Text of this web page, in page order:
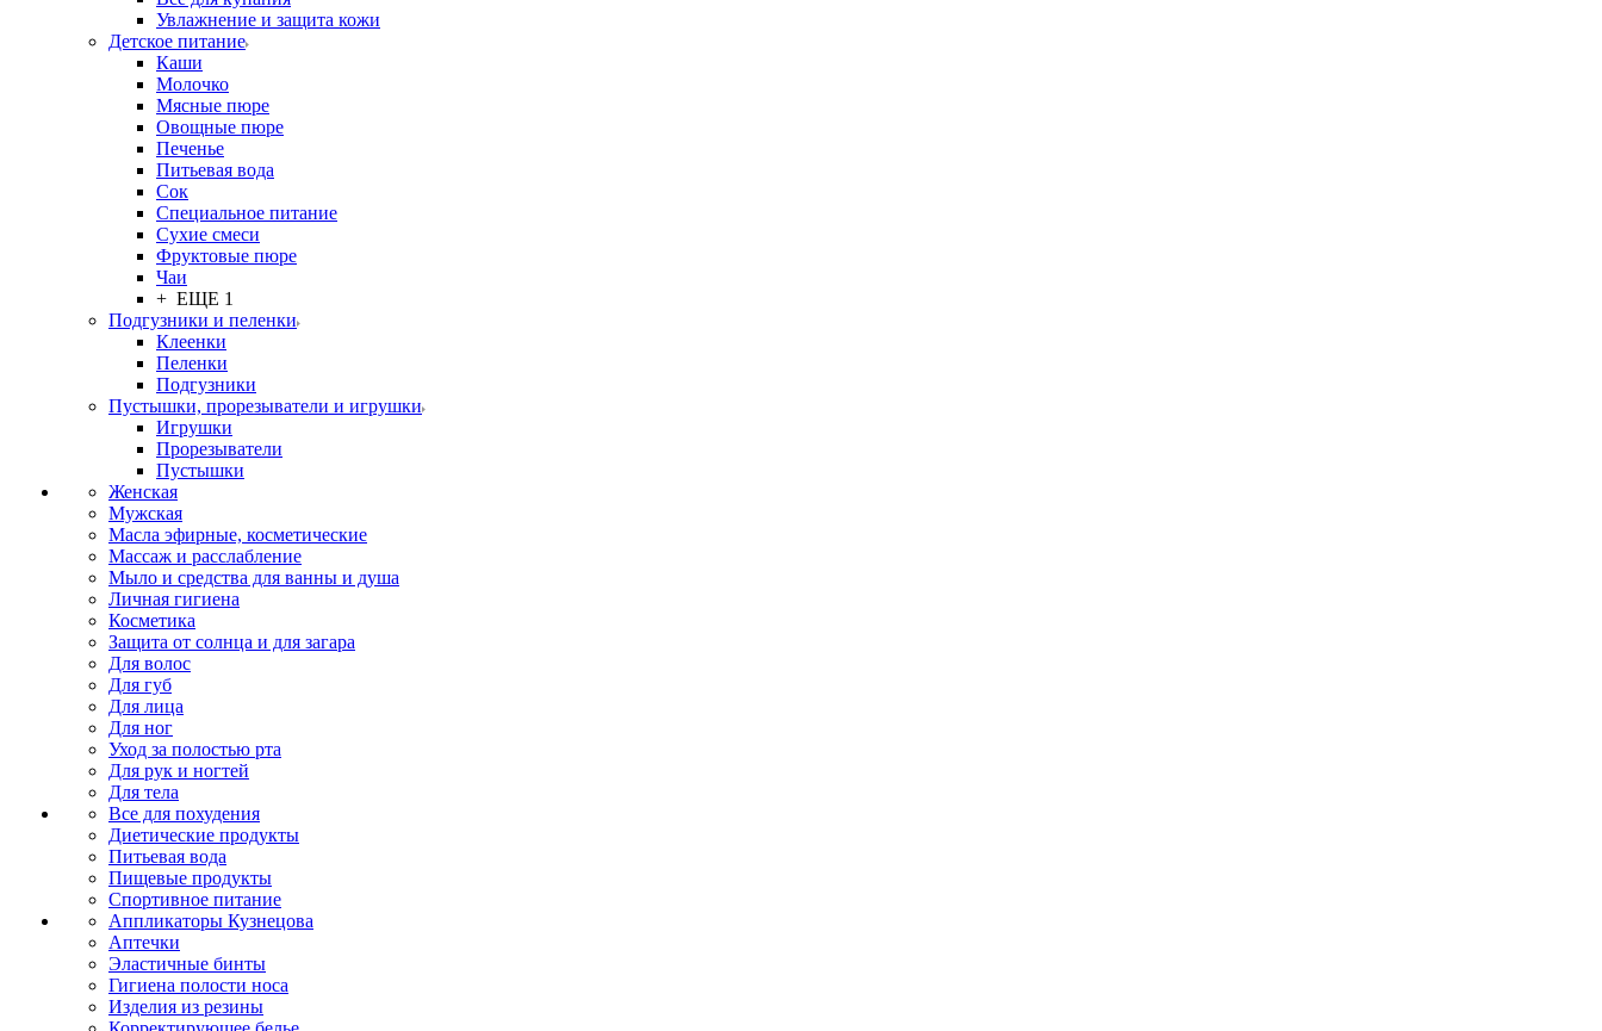
Увлажнение и защита кожи
Детское питание
Каши
Молочко
Мясные пюре
Овощные пюре
Печенье
Питьевая вода
Сок
Специальное питание
Сухие смеси
Фруктовые пюре
Чаи
+ ЕЩЕ 1
Подгузники и пеленки
Клеенки
Пеленки
Подгузники
Пустышки, прорезыватели и игрушки
Игрушки
Прорезыватели
Пустышки
Женская
Мужская
Масла эфирные, косметические
Массаж и расслабление
Мыло и средства для ванны и душа
Личная гигиена
Косметика
Защита от солнца и для загара
Для волос
Для губ
Для лица
Для ног
Уход за полостью рта
Для рук и ногтей
Для тела
Все для похудения
Диетические продукты
Питьевая вода
Пищевые продукты
Спортивное питание
Аппликаторы Кузнецова
Аптечки
Эластичные бинты
Гигиена полости носа
Изделия из резины